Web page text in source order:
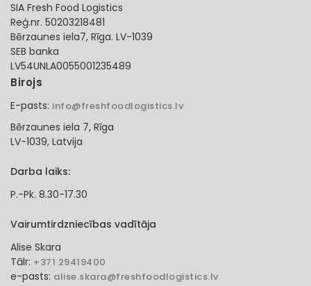
SIA Fresh Food Logistics
Reģ.nr. 50203218481
Bērzaunes iela7, Rīga. LV-1039
SEB banka
LV54UNLA0055001235489
Birojs
E-pasts: info@freshfoodlogistics.lv
Bērzaunes iela 7, Rīga
LV-1039, Latvija
Darba laiks:
P.-Pk. 8.30-17.30
Vairumtirdzniecības vadītāja
Alise Skara
Tālr: +371 29419400
e-pasts: alise.skara@freshfoodlogistics.lv